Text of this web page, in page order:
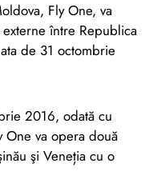
Fly One, va
între Republica
de 31 octombrie
2016, odată cu
One va opera două
şi Veneția cu o